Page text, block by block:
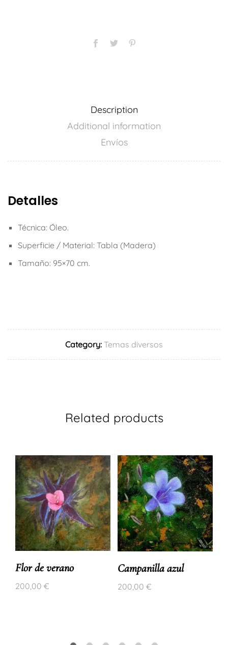
Description
Additional information
Envíos
Detalles
Técnica: Óleo.
Superficie / Material: Tabla (Madera)
Tamaño: 95×70 cm.
Category: Temas diversos
Related products
Flor de verano
200,00 €
Campanilla azul
200,00 €